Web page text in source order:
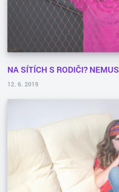
NA SÍTÍCH S RODIČI?
12. 6. 2019